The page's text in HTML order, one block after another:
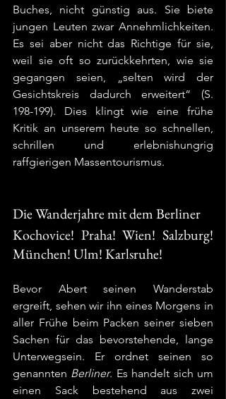
Buches, nicht günstig aus. Sie biete
jungen Leuten zwar Annehmlichkeiten.
Es sei aber nicht das Richtige für sie,
weil sie oft so zurückkehrten, wie sie
gegangen seien, „selten wird der
Gesichtskreis dadurch erweitert“ (S.
198-199). Dies klingt wie eine frühe
Kritik an unserem heute so schnellen,
schrillen und erlebnishungrig
raffgierigen Massentourismus.
Die Wanderjahre mit dem Berliner
Kochovice! Praha! Wien! Salzburg!
München! Ulm! Karlsruhe!
Bevor Abert seinen Wanderstab
ergreift, sehen wir ihn eines Morgens in
aller Frühe beim Packen seiner sieben
Sachen für das bevorstehende, lange
Unterwegsein. Er ordnet seinen so
genannten Berliner. Es handelt sich um
einen Sack bestehend aus zwei